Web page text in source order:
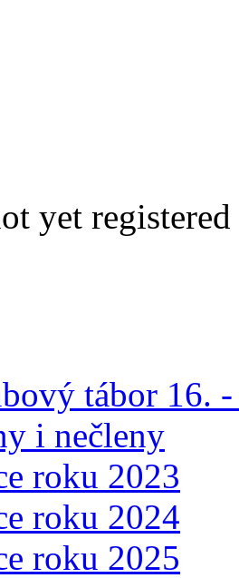
yet
tábor 16.
i nečleny
roku 2023
roku 2024
roku 2025